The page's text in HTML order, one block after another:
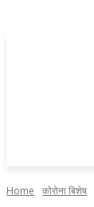
Home कोरोना बिशेष